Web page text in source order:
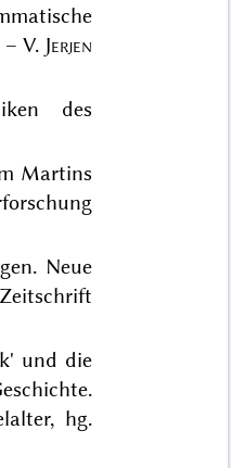
– V. Jerjen
des
Martins
Neue
und die
hg.